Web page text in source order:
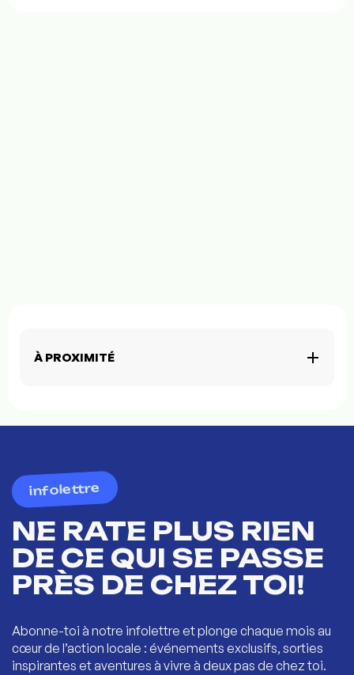
À PROXIMITÉ
infolettre
NE RATE PLUS RIEN
DE CE QUI SE PASSE
PRÈS DE CHEZ TOI!
Abonne-toi à notre infolettre et plonge chaque mois au
cœur de l’action locale : événements exclusifs, sorties
inspirantes et aventures à vivre à deux pas de chez toi.